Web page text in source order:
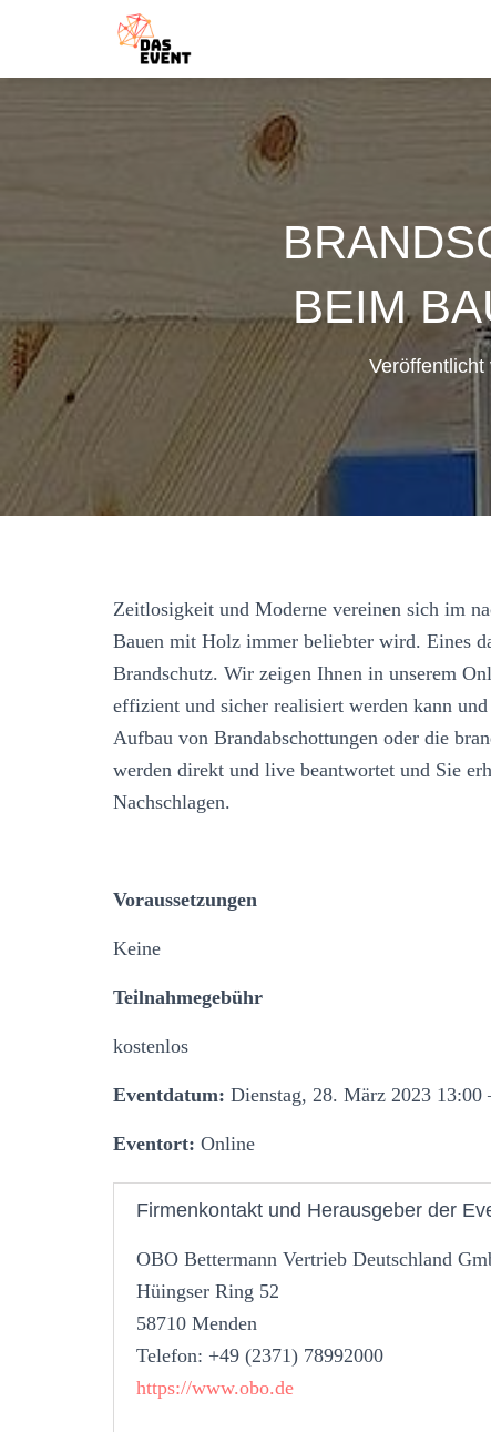
BEIM
Veröffentlicht
Zeitlosigkeit und Moderne vereinen sich im
Bauen mit Holz immer beliebter wird. Eines
Brandschutz. Wir zeigen Ihnen in unserem
effizient und sicher realisiert werden kann
Aufbau von Brandabschottungen oder die
werden direkt und live beantwortet und Sie
Nachschlagen.
Voraussetzungen
Keine
Teilnahmegebühr
kostenlos
Eventdatum: Dienstag, 28. März 2023 13:00
Eventort: Online
Firmenkontakt und Herausgeber der
OBO Bettermann Vertrieb Deutschland
Hüingser Ring 52
58710 Menden
Telefon: +49 (2371) 78992000
https://www.obo.de